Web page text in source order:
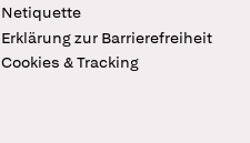
Netiquette
Erklärung zur Barrierefreiheit
Cookies & Tracking